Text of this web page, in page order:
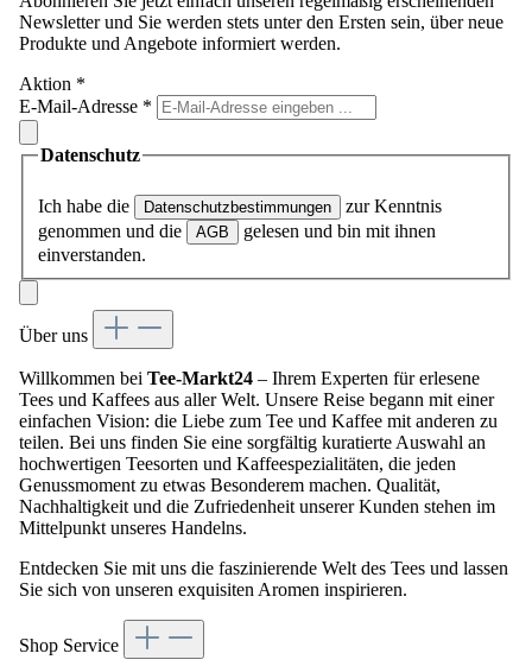
Newsletter und Sie werden stets unter den Ersten sein, über neue
Produkte und Angebote informiert werden.
Aktion *
E-Mail-Adresse *
Datenschutz
Ich habe die Datenschutzbestimmungen
zur Kenntnis
genommen und die
AGB
gelesen und bin mit ihnen
einverstanden.
Über uns
Willkommen bei Tee-Markt24 – Ihrem Experten für erlesene
Tees und Kaffees aus aller Welt. Unsere Reise begann mit einer
einfachen Vision: die Liebe zum Tee und Kaffee mit anderen zu
teilen. Bei uns finden Sie eine sorgfältig kuratierte Auswahl an
hochwertigen Teesorten und Kaffeespezialitäten, die jeden
Genussmoment zu etwas Besonderem machen. Qualität,
Nachhaltigkeit und die Zufriedenheit unserer Kunden stehen im
Mittelpunkt unseres Handelns.
Entdecken Sie mit uns die faszinierende Welt des Tees und lassen
Sie sich von unseren exquisiten Aromen inspirieren.
Shop Service